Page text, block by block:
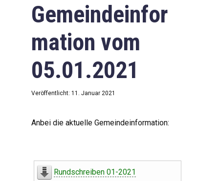
Gemeindeinfor
mation vom
05.01.2021
Veröffentlicht: 11. Januar 2021
Anbei die aktuelle Gemeindeinformation:
Rundschreiben 01-2021